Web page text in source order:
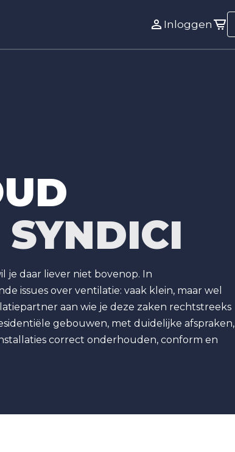
Inloggen
je daar liever niet bovenop. In
issues over ventilatie: vaak klein, maar wel
aan wie je deze zaken rechtstreeks
gebouwen, met duidelijke afspraken,
correct onderhouden, conform en